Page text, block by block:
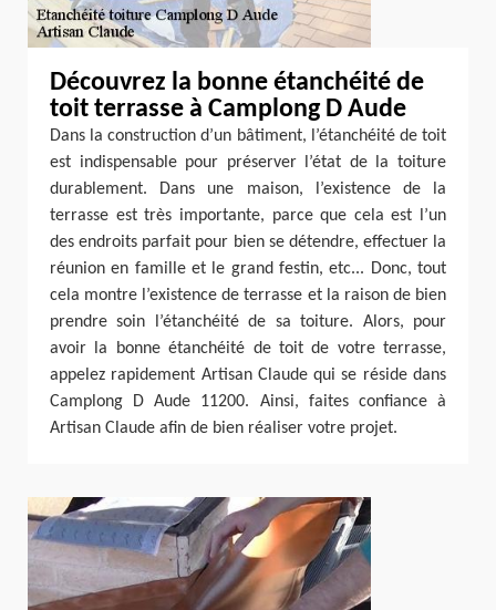
Découvrez la bonne étanchéité de
toit terrasse à Camplong D Aude
Dans la construction d’un bâtiment, l’étanchéité de toit
est indispensable pour préserver l’état de la toiture
durablement. Dans une maison, l’existence de la
terrasse est très importante, parce que cela est l’un
des endroits parfait pour bien se détendre, effectuer la
réunion en famille et le grand festin, etc... Donc, tout
cela montre l’existence de terrasse et la raison de bien
prendre soin l’étanchéité de sa toiture. Alors, pour
avoir la bonne étanchéité de toit de votre terrasse,
appelez rapidement Artisan Claude qui se réside dans
Camplong D Aude 11200. Ainsi, faites confiance à
Artisan Claude afin de bien réaliser votre projet.